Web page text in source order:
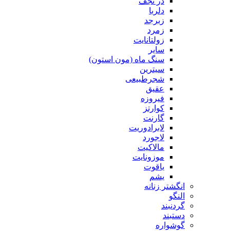
دلربا
زبرجد
زمرد
زولتانایت
سایر
سنگ ماه (مون استون)
سیترین
شجرطبیعی
عقیق
فیروزه
کوارتز
گارنت
لابرادوریت
لاجورد
مالاکیت
موزونایت
یاقوت
یشم
انگشتر زنانه
النگو
گردنبند
دستبند
گوشواره